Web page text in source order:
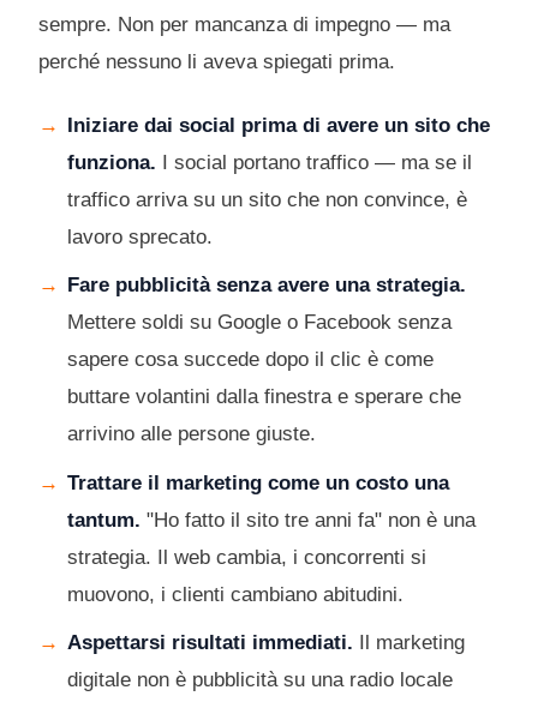
sempre. Non per mancanza di impegno — ma
perché nessuno li aveva spiegati prima.
Iniziare dai social prima di avere un sito che
funziona. I social portano traffico — ma se il
traffico arriva su un sito che non convince, è
lavoro sprecato.
Fare pubblicità senza avere una strategia.
Mettere soldi su Google o Facebook senza
sapere cosa succede dopo il clic è come
buttare volantini dalla finestra e sperare che
arrivino alle persone giuste.
Trattare il marketing come un costo una
tantum. "Ho fatto il sito tre anni fa" non è una
strategia. Il web cambia, i concorrenti si
muovono, i clienti cambiano abitudini.
Aspettarsi risultati immediati. Il marketing
digitale non è pubblicità su una radio locale